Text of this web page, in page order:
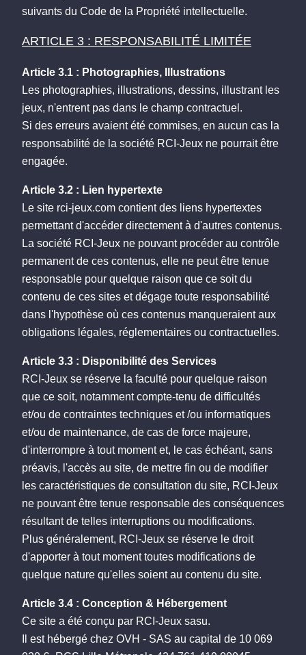
suivants du Code de la Propriété intellectuelle.
ARTICLE 3 : RESPONSABILITÉ LIMITÉE
Article 3.1 : Photographies, Illustrations
Les photographies, illustrations, dessins, illustrant les
jeux, n'entrent pas dans le champ contractuel.
Si des erreurs avaient été commises, en aucun cas la
responsabilité de la société RCI-Jeux ne pourrait être
engagée.
Article 3.2 : Lien hypertexte
Le site rci-jeux.com contient des liens hypertextes
permettant d'accéder directement à d'autres contenus.
La société RCI-Jeux ne pouvant procéder au contrôle
permanent de ces contenus, elle ne peut être tenue
responsable pour quelque raison que ce soit du
contenu de ces sites et dégage toute responsabilité
dans l'hypothèse où ces contenus manqueraient aux
obligations légales, réglementaires ou contractuelles.
Article 3.3 : Disponibilité des Services
RCI-Jeux se réserve la faculté pour quelque raison
que ce soit, notamment compte-tenu de difficultés
et/ou de contraintes techniques et /ou informatiques
et/ou de maintenance, de cas de force majeure,
d'interrompre à tout moment et, le cas échéant, sans
préavis, l'accès au site, de mettre fin ou de modifier
les caractéristiques de consultation du site, RCI-Jeux
ne pouvant être tenue responsable des conséquences
résultant de telles interruptions ou modifications.
Plus généralement, RCI-Jeux se réserve le droit
d'apporter à tout moment toutes modifications de
quelque nature qu'elles soient au contenu du site.
Article 3.4 : Conception & Hébergement
Ce site a été conçu par RCI-Jeux sasu.
Il est hébergé chez OVH - SAS au capital de 10 069